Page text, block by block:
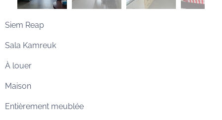
Siem Reap
Sala Kamreuk
À louer
Maison
Entièrement meublée